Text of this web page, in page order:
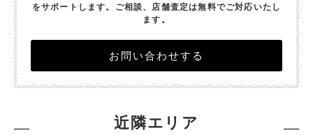
をサポートします。 ご相談、店舗査定は無料でご対応いたし
ます。
お問い合わせする
近隣エリア